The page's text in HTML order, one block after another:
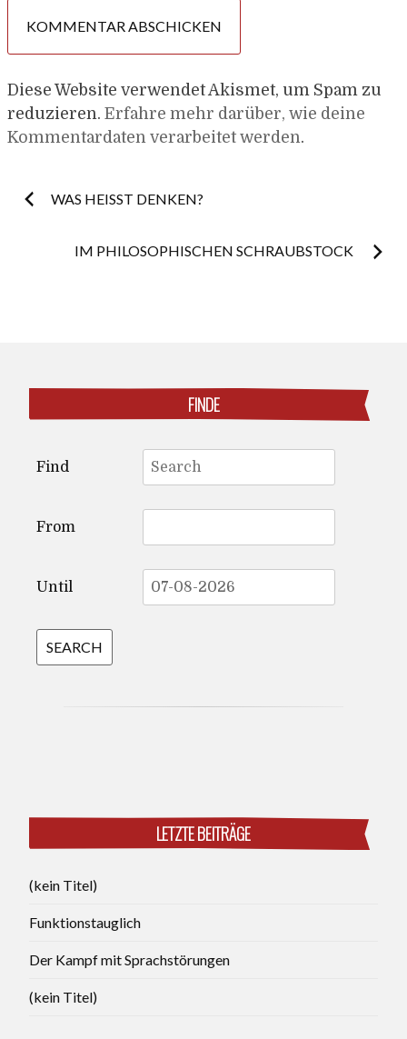
Diese Website verwendet Akismet, um Spam zu
reduzieren. Erfahre mehr darüber, wie deine
Kommentardaten verarbeitet werden.
Post
navigation
WAS HEISST DENKEN?
IM PHILOSOPHISCHEN SCHRAUBSTOCK
FINDE
for:
Find
From
Until
LETZTE BEITRÄGE
(kein Titel)
Funktionstauglich
Der Kampf mit Sprachstörungen
(kein Titel)